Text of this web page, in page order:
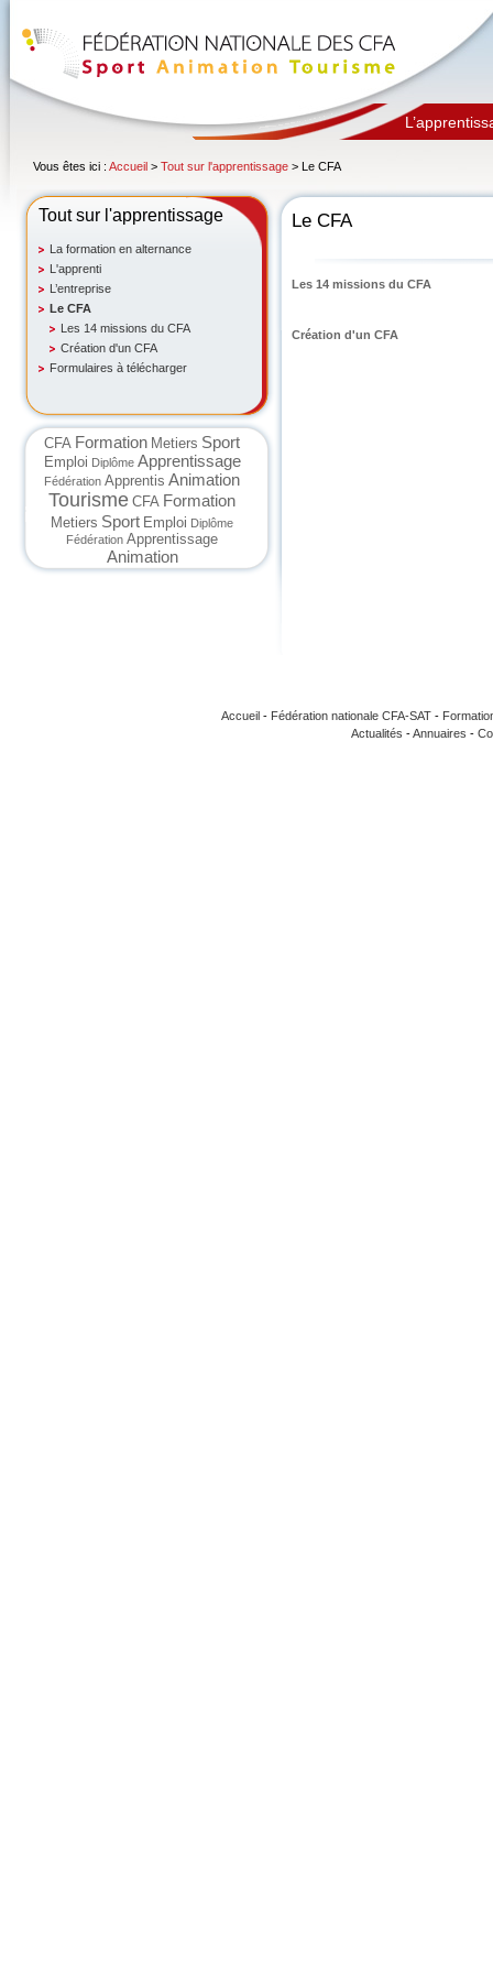
Vous êtes ici : Accueil > Tout sur l'apprentissage > Le CFA
Tout sur l'apprentissage
La formation en alternance
L'apprenti
L’entreprise
Le CFA
Les 14 missions du CFA
Création d'un CFA
Formulaires à télécharger
CFA Formation Metiers Sport
Emploi Diplôme Apprentissage
Fédération Apprentis Animation
Tourisme CFA Formation
Metiers Sport Emploi Diplôme
Fédération Apprentissage
Animation
Le CFA
Les 14 missions du CFA
Création d'un CFA
Accueil - Fédération nationale CFA-SAT -
Actualités -Annuaires -